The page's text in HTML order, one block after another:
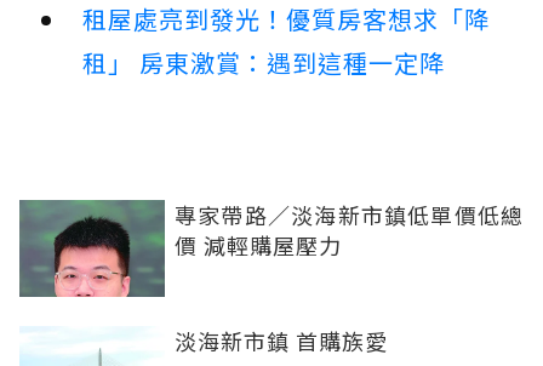
租屋處亮到發光！優質房客想求「降
租」 房東激賞：遇到這種一定降
專家帶路／淡海新市鎮低單價低總
價 減輕購屋壓力
淡海新市鎮 首購族愛